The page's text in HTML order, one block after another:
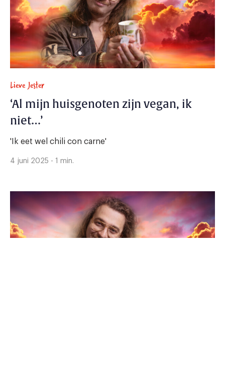
Lieve Jester
‘Al mijn huisgenoten zijn vegan, ik
niet…’
'Ik eet wel chili con carne'
4 juni 2025 - 1 min.